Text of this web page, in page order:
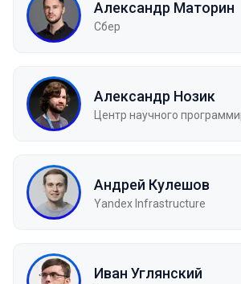
Александр Маторин
Сбер
Александр Нозик
Центр научного
Андрей Кулешов
Yandex Infrastructure
Иван Углянский